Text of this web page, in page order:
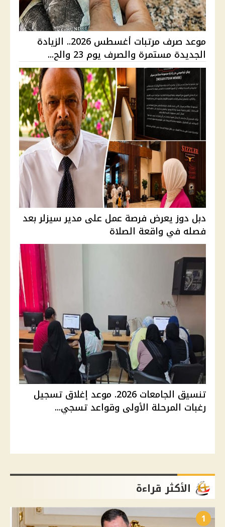
موعد صرف مرتبات أغسطس 2026.. الزيادة
الجديدة مستمرة والصرف يوم 23 والح...
دبل دوز يعرض فرصة عمل على مدير سيزلر بعد
فصله في واقعة الصلاة
تنسيق الجامعات 2026. موعد إغلاق تسجيل
رغبات المرحلة الأولى وقواعد تسجي...
الأكثر قراءة
1